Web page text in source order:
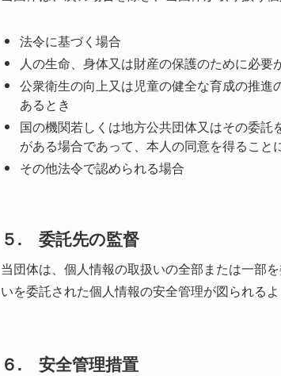
法令に基づく場合
人の生命、身体又は財産の保護のために必
公衆衛生の向上又は児童の健全な育成の推
あるとき
国の機関若しくは地方公共団体又はその委
がある場合であって、本人の同意を得るこ
その他法令で認められる場合
５. 委託先の監督
当団体は、個人情報の取扱いの全部または一部
いを委託された個人情報の安全管理が図られる
６. 安全管理措置